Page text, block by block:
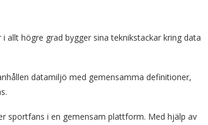
allt högre grad bygger sina teknikstackar kring data
datamiljö med gemensamma definitioner,
sportfans i en gemensam plattform. Med hjälp av